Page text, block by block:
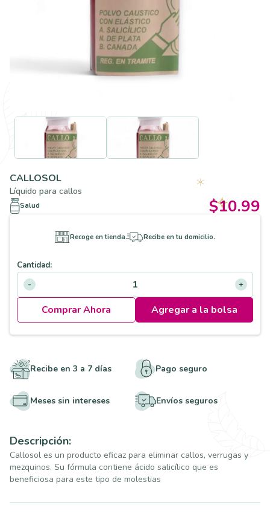
CALLOSOL
Líquido para callos
Salud $10.99
Recoge en tienda. Recibe en tu domicilio.
Cantidad:
Comprar Ahora Agregar a la bolsa
Recibe en 3 a 7 días Pago seguro
Meses sin intereses Envíos seguros
Descripción:
Callosol es un producto eficaz para eliminar callos, verrugas y
mezquinos. Su fórmula contiene ácido salicílico que es
beneficiosa para este tipo de molestias